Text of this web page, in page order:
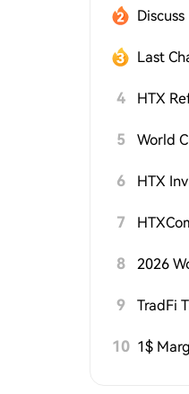
4 HTX
5
6
7
8
9
10 1$